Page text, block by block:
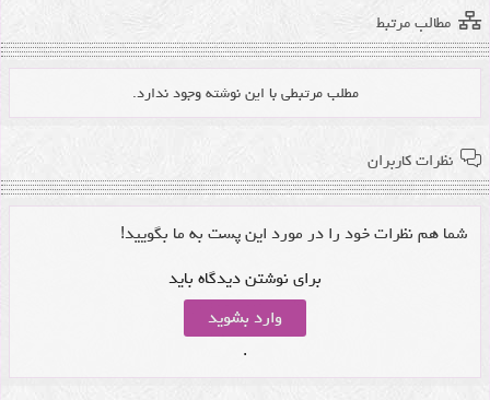
مطالب مرتبط
مطلب مرتبطی با این نوشته وجود ندارد.
نظرات کاربران
شما هم نظرات خود را در مورد این پست به ما بگویید!
برای نوشتن دیدگاه باید
وارد بشوید
.